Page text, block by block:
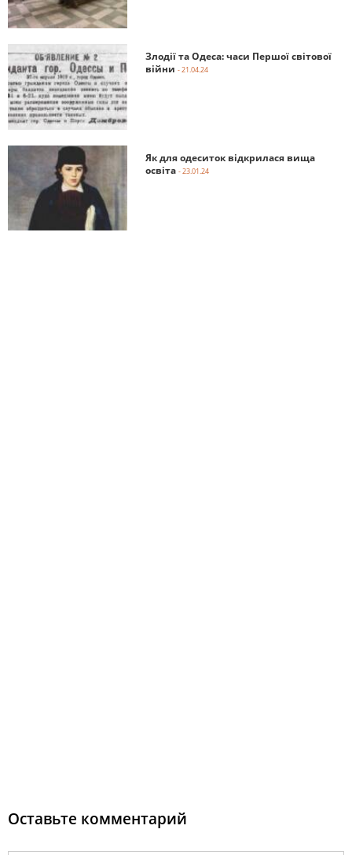
Злодії та Одеса: часи Першої світової
війни - 21.04.24
Як для одеситок відкрилася вища
освіта - 23.01.24
Оставьте комментарий